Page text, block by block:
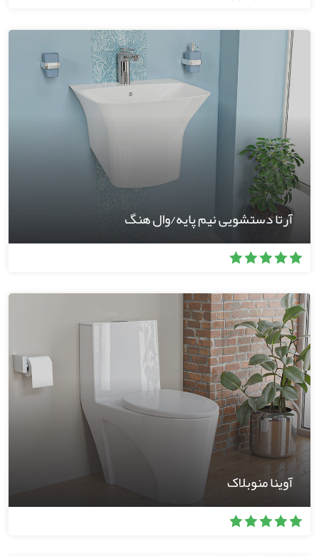
آرتا دستشویی نیم پایه/وال هنگ
آوینا منوبلاک